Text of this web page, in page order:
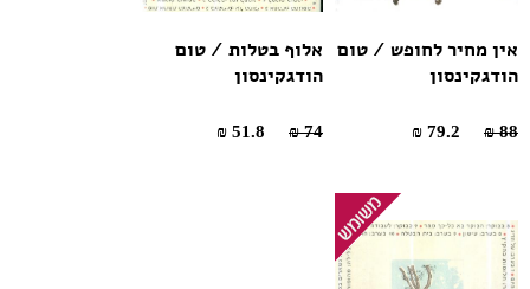
אין מחיר לחופש / טום
הודגקינסון
88 ₪
אלוף בטלות / טום
הודגקינסון
74 ₪